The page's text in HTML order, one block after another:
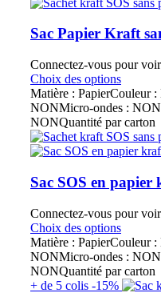
Sac Papier Kraft
Connectez-vous pour
Choix des options
Matière : PapierCouleur
NONMicro-ondes :
NONQuantité par carton
Sac SOS en
Connectez-vous pour
Choix des options
Matière : PapierCouleur
NONMicro-ondes :
NONQuantité par carton
+ de 5 colis -15%